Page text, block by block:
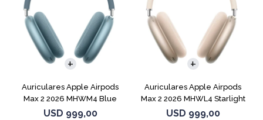
Auriculares Apple Airpods
Max 2 2026 MHWM4 Blue
USD 999,00
Auriculares Apple Airpods
Max 2 2026 MHWL4 Starlight
USD 999,00